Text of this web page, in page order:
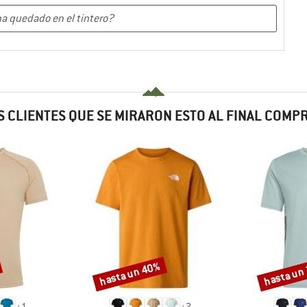
CLIENTES QUE SE MIRARON ESTO AL FINAL
Descuento
hasta un 40% Descuento
hasta